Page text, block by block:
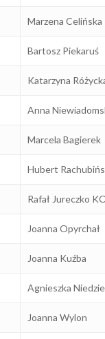
Marzena Celińska
Bartosz Piekaruś
Katarzyna
Anna
Marcela Bagierek
Hubert
Rafał Jureczko
Joanna Opyrchał
Joanna Kuźba
Agnieszka
Joanna Wylon